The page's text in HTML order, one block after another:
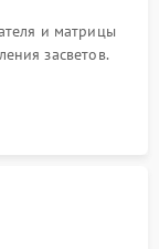
и матрицы
засветов.
плат и
монитора.